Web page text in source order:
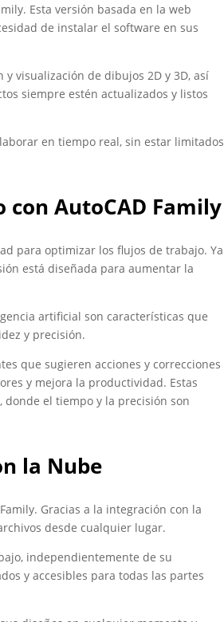
Esta versión basada en la web
de instalar el software en sus
visualización de dibujos 2D y 3D, así
siempre estén actualizados y listos
en tiempo real, sin estar limitados
AutoCAD Family
para optimizar los flujos de trabajo. Ya
está diseñada para aumentar la
artificial son características que
y precisión.
que sugieren acciones y correcciones
y mejora la productividad. Estas
el tiempo y la precisión son
la Nube
Gracias a la integración con la
desde cualquier lugar.
independientemente de su
y accesibles para todas las partes